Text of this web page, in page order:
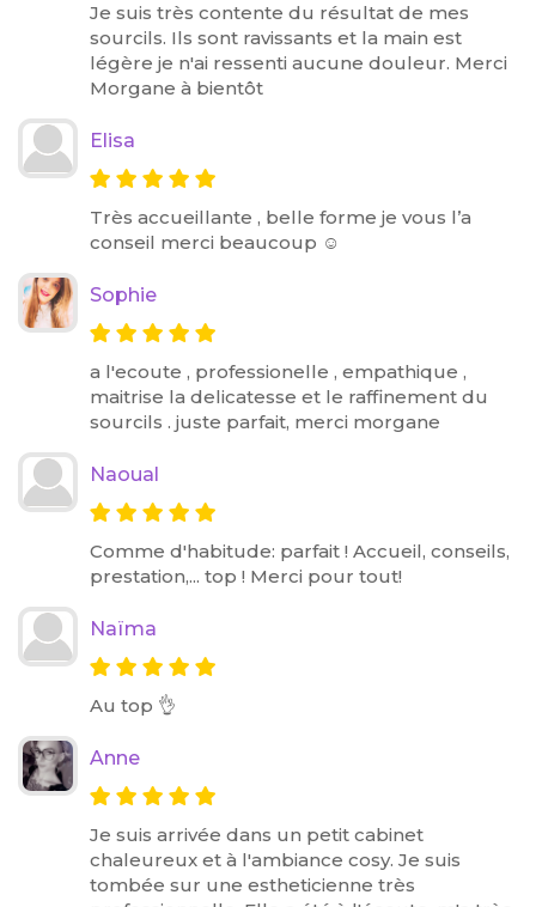
Je suis très contente du résultat de mes
sourcils. Ils sont ravissants et la main est
légère je n'ai ressenti aucune douleur. Merci
Morgane à bientôt
Elisa
Très accueillante , belle forme je vous l’a
conseil merci beaucoup ☺️
Sophie
a l'ecoute , professionelle , empathique ,
maitrise la delicatesse et le raffinement du
sourcils . juste parfait, merci morgane
Naoual
Comme d'habitude: parfait ! Accueil, conseils,
prestation,... top ! Merci pour tout!
Naïma
Au top 👌
Anne
Je suis arrivée dans un petit cabinet
chaleureux et à l'ambiance cosy. Je suis
tombée sur une estheticienne très